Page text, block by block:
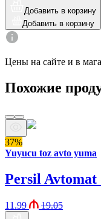
Добавить в корзину
Добавить в корзину
Цены на сайте и в
Похожие
37%
Yuyucu toz avto yuma
Persil
11.99 19.05